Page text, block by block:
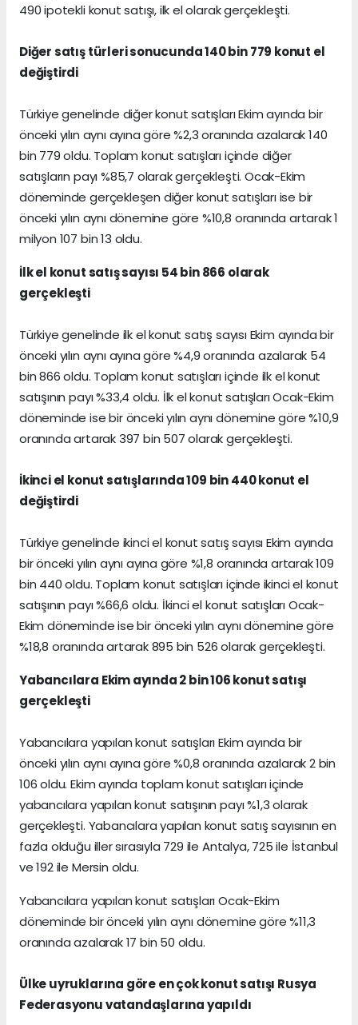
490 ipotekli konut satışı, ilk el olarak gerçekleşti.
Diğer satış türleri sonucunda 140 bin 779 konut el
değiştirdi
Türkiye genelinde diğer konut satışları Ekim ayında bir
önceki yılın aynı ayına göre %2,3 oranında azalarak 140
bin 779 oldu. Toplam konut satışları içinde diğer
satışların payı %85,7 olarak gerçekleşti. Ocak-Ekim
döneminde gerçekleşen diğer konut satışları ise bir
önceki yılın aynı dönemine göre %10,8 oranında artarak 1
milyon 107 bin 13 oldu.
İlk el konut satış sayısı 54 bin 866 olarak
gerçekleşti
Türkiye genelinde ilk el konut satış sayısı Ekim ayında bir
önceki yılın aynı ayına göre %4,9 oranında azalarak 54
bin 866 oldu. Toplam konut satışları içinde ilk el konut
satışının payı %33,4 oldu. İlk el konut satışları Ocak-Ekim
döneminde ise bir önceki yılın aynı dönemine göre %10,9
oranında artarak 397 bin 507 olarak gerçekleşti.
İkinci el konut satışlarında 109 bin 440 konut el
değiştirdi
Türkiye genelinde ikinci el konut satış sayısı Ekim ayında
bir önceki yılın aynı ayına göre %1,8 oranında artarak 109
bin 440 oldu. Toplam konut satışları içinde ikinci el konut
satışının payı %66,6 oldu. İkinci el konut satışları Ocak-
Ekim döneminde ise bir önceki yılın aynı dönemine göre
%18,8 oranında artarak 895 bin 526 olarak gerçekleşti.
Yabancılara Ekim ayında 2 bin 106 konut satışı
gerçekleşti
Yabancılara yapılan konut satışları Ekim ayında bir
önceki yılın aynı ayına göre %0,8 oranında azalarak 2 bin
106 oldu. Ekim ayında toplam konut satışları içinde
yabancılara yapılan konut satışının payı %1,3 olarak
gerçekleşti. Yabancılara yapılan konut satış sayısının en
fazla olduğu iller sırasıyla 729 ile Antalya, 725 ile İstanbul
ve 192 ile Mersin oldu.
Yabancılara yapılan konut satışları Ocak-Ekim
döneminde bir önceki yılın aynı dönemine göre %11,3
oranında azalarak 17 bin 50 oldu.
Ülke uyruklarına göre en çok konut satışı Rusya
Federasyonu vatandaşlarına yapıldı